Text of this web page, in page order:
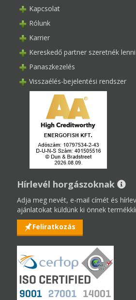
Kapcsolat
Rólunk
Karrier
Kereskedő partner szeretnék lenni
Panaszkezelés
Visszaélés-bejelentési rendszer
Hírlevél horgászoknak
Adja meg nevét, e-mail címét és
ajánlatokat küldünk ki önnek
Feliratkozás